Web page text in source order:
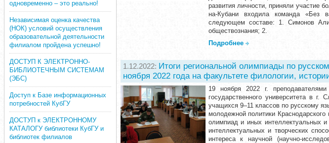
одновременно – это реально!
Независимая оценка качества
(НОК) условий осуществления
образовательной деятельности
филиалом пройдена успешно!
ДОСТУП К ЭЛЕКТРОННО-
БИБЛИОТЕЧНЫМ СИСТЕМАМ
(ЭБС)
Доступ к Базе информационных
потребностей КубГУ
ДОСТУП к ЭЛЕКТРОННОМУ
КАТАЛОГУ библиотеки КубГУ и
библиотек филиалов
развития личности, приняли участие
на-Кубани входила команда «Без
следующем составе: 1. Симонов
обществознания; 2.
Подробнее
1.12.2022: Итоги региональной олимпиады по
ноября 2022 года на факультете филологии,
19 ноября 2022 г.
государственного университета в
учащихся 9–11 классов по русскому
молодежной политики
олимпиад и иных интеллектуальных и
интеллектуальных и творческих
интереса к научной (научно-